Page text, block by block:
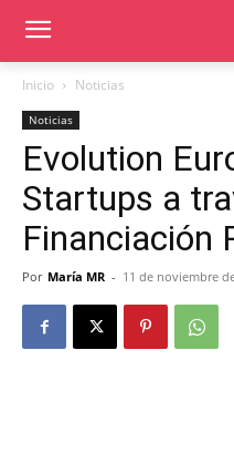
Inicio Noticias
Noticias
Evolution
Startups a
Financiación
Por María MR - 11 de noviembre